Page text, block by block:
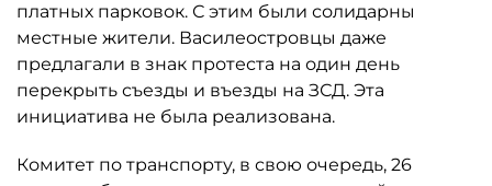
платных парковок. С этим были солидарны
местные жители. Василеостровцы даже
предлагали в знак протеста на один день
перекрыть съезды и въезды на ЗСД. Эта
инициатива не была реализована.
Комитет по транспорту, в свою очередь, 26